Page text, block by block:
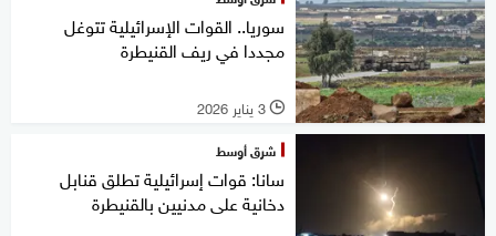
سوريا.. القوات الإسرائيلية تتوغل
مجددا في ريف القنيطرة
l 3 يناير 2026
شرق أوسط
سانا: قوات إسرائيلية تطلق قنابل
دخانية على مدنيين بالقنيطرة